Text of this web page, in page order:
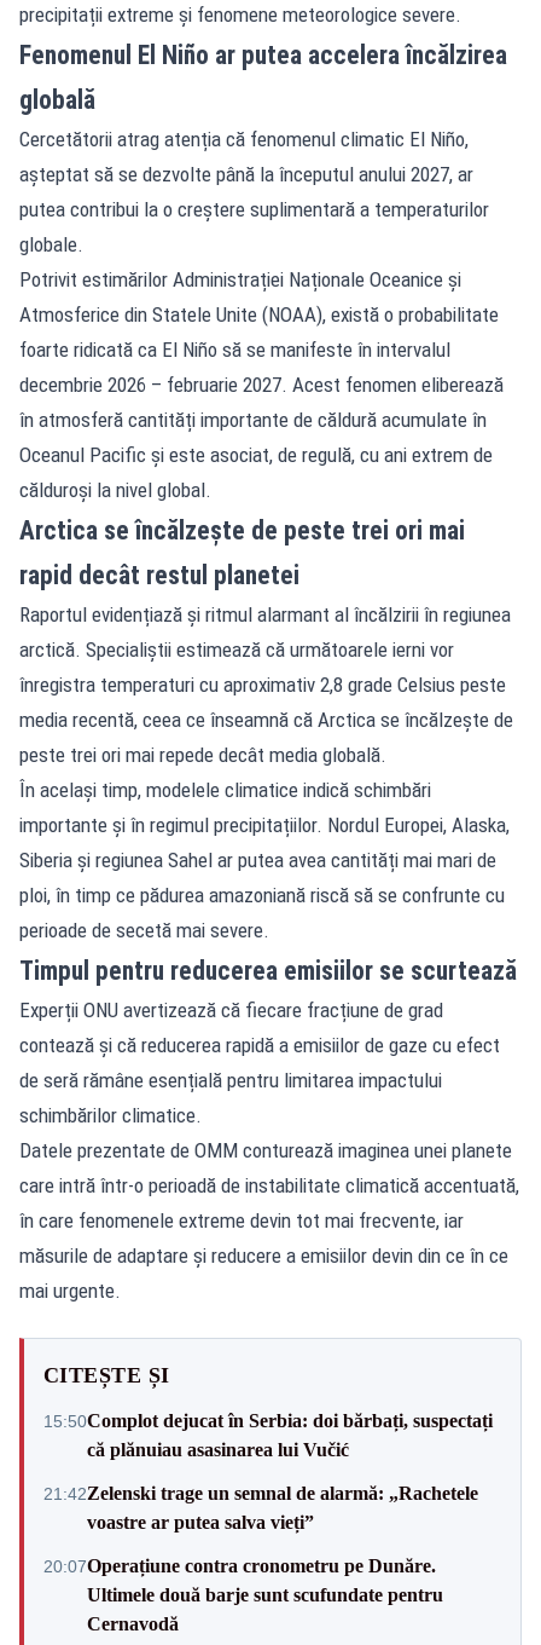
precipitații extreme și fenomene meteorologice severe.
Fenomenul El Niño ar putea accelera încălzirea
globală
Cercetătorii atrag atenția că fenomenul climatic El Niño,
așteptat să se dezvolte până la începutul anului 2027, ar
putea contribui la o creștere suplimentară a temperaturilor
globale.
Potrivit estimărilor Administrației Naționale Oceanice și
Atmosferice din Statele Unite (NOAA), există o probabilitate
foarte ridicată ca El Niño să se manifeste în intervalul
decembrie 2026 – februarie 2027. Acest fenomen eliberează
în atmosferă cantități importante de căldură acumulate în
Oceanul Pacific și este asociat, de regulă, cu ani extrem de
călduroși la nivel global.
Arctica se încălzește de peste trei ori mai
rapid decât restul planetei
Raportul evidențiază și ritmul alarmant al încălzirii în regiunea
arctică. Specialiștii estimează că următoarele ierni vor
înregistra temperaturi cu aproximativ 2,8 grade Celsius peste
media recentă, ceea ce înseamnă că Arctica se încălzește de
peste trei ori mai repede decât media globală.
În același timp, modelele climatice indică schimbări
importante și în regimul precipitațiilor. Nordul Europei, Alaska,
Siberia și regiunea Sahel ar putea avea cantități mai mari de
ploi, în timp ce pădurea amazoniană riscă să se confrunte cu
perioade de secetă mai severe.
Timpul pentru reducerea emisiilor se scurtează
Experții ONU avertizează că fiecare fracțiune de grad
contează și că reducerea rapidă a emisiilor de gaze cu efect
de seră rămâne esențială pentru limitarea impactului
schimbărilor climatice.
Datele prezentate de OMM conturează imaginea unei planete
care intră într-o perioadă de instabilitate climatică accentuată,
în care fenomenele extreme devin tot mai frecvente, iar
măsurile de adaptare și reducere a emisiilor devin din ce în ce
mai urgente.
CITEȘTE ȘI
15:50Complot dejucat în Serbia: doi bărbați, suspectați
că plănuiau asasinarea lui Vučić
21:42Zelenski trage un semnal de alarmă: „Rachetele
voastre ar putea salva vieți”
20:07Operațiune contra cronometru pe Dunăre.
Ultimele două barje sunt scufundate pentru
Cernavodă